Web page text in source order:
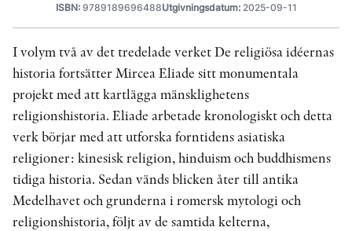
ISBN:9789189696488Utgivningsdatum:2025-09-11
I volym två av det tredelade verket De religiösa idéernas
historia fortsätter Mircea Eliade sitt monumentala
projekt med att kartlägga mänsklighetens
religionshistoria. Eliade arbetade kronologiskt och detta
verk börjar med att utforska forntidens asiatiska
religioner: kinesisk religion, hinduism och buddhismens
tidiga historia. Sedan vänds blicken åter till antika
Medelhavet och grunderna i romersk mytologi och
religionshistoria, följt av de samtida kelterna,